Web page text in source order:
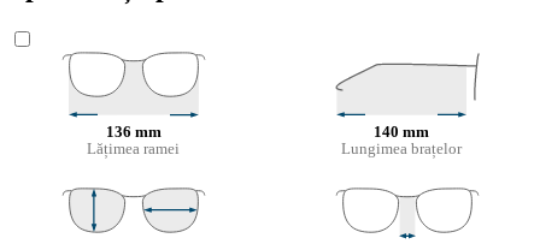
136 mm
Lățimea ramei
140 mm
Lungimea brațelor